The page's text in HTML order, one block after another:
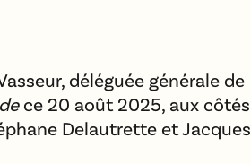
déléguée générale de
ce 20 août 2025, aux côtés
Delautrette et Jacques